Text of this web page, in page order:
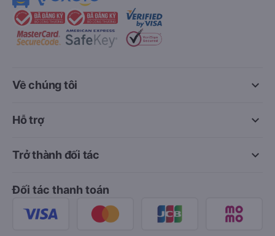
keyboard_arrow_down
Về chúng tôi
keyboard_arrow_down
Hỗ trợ
keyboard_arrow_down
Trở thành đối tác
Đối tác thanh toán